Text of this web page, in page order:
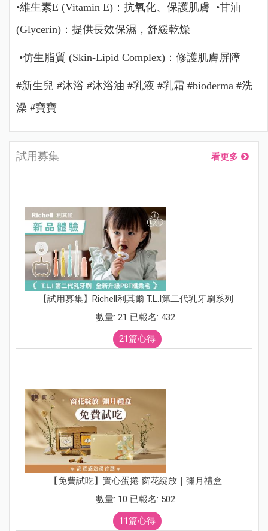
•維生素E (Vitamin E)：抗氧化、保護肌膚 •甘油
(Glycerin)：提供長效保濕，舒緩乾燥
•仿生脂質 (Skin-Lipid Complex)：修護肌膚屏障
#新生兒 #沐浴 #沐浴油 #乳液 #乳霜 #bioderma #洗
澡 #寶寶
試用募集 看更多
【試用募集】Richell利其爾 T.L.I第二代乳牙刷系列
數量: 21 已報名: 432
21篇心得
【免費試吃】實心蛋捲 窗花綻放｜彌月禮盒
數量: 10 已報名: 502
11篇心得